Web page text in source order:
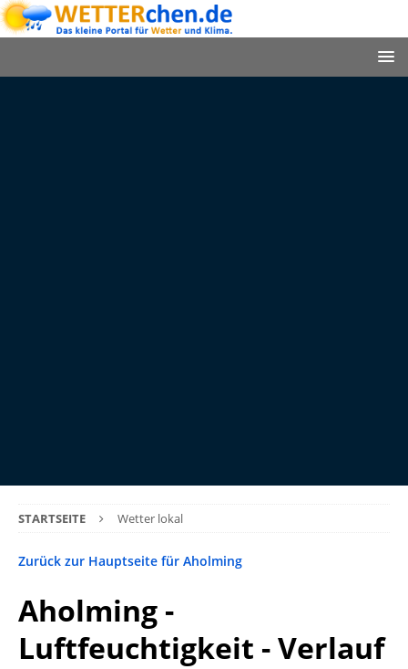
STARTSEITE Wetter lokal
Zurück zur Hauptseite für Aholming
Aholming -
Luftfeuchtigkeit - Verlauf